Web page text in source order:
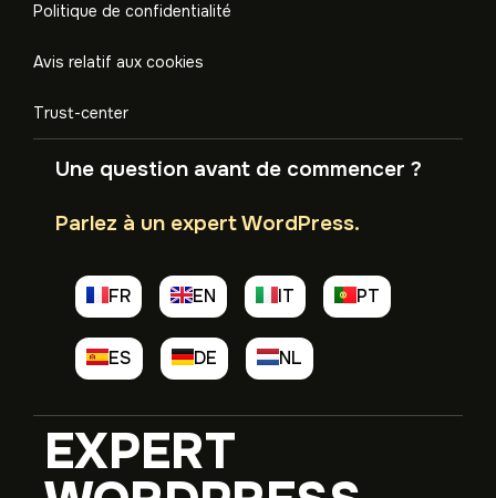
Politique de confidentialité
Avis relatif aux cookies
Trust-center
Une question avant de commencer ?
Parlez à un expert WordPress.
FR EN IT PT
ES DE NL
EXPERT